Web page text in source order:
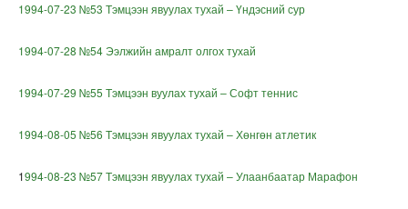
1994-07-23 №53 Тэмцээн явуулах тухай – Үндэсний сур
1994-07-28 №54 Ээлжийн амралт олгох тухай
1994-07-29 №55 Тэмцээн вуулах тухай – Софт теннис
1994-08-05 №56 Тэмцээн явуулах тухай – Хөнгөн атлетик
1994-08-23 №57 Тэмцээн явуулах тухай – Улаанбаатар Марафон